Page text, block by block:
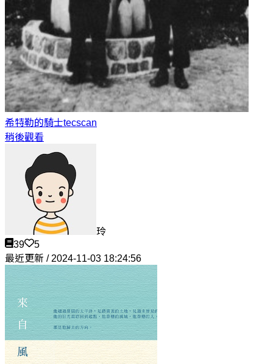
希特勒的騎士tecscan
稍後觀看
玲
39
5
最近更新 / 2024-11-03 18:24:56